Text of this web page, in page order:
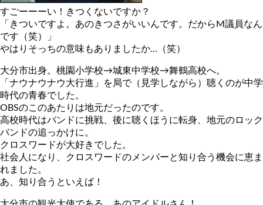
すごーーーい！きつくないですか？
「きついですよ。あのきつさがいいんです。だからM議員なん
です（笑）」
やはりそっちの意味もありましたか…（笑）
大分市出身。桃園小学校→城東中学校→舞鶴高校へ。
「ナウナウナウ大行進」を局で（見学しながら）聴くのが中学
時代の青春でした。
OBSのこのあたりは地元だったのです。
高校時代はバンドに挑戦、後に聴くほうに転身、地元のロック
バンドの追っかけに。
クロスワードが大好きでした。
社会人になり、クロスワードのメンバーと知り合う機会に恵ま
れました。
あ、知り合うといえば！